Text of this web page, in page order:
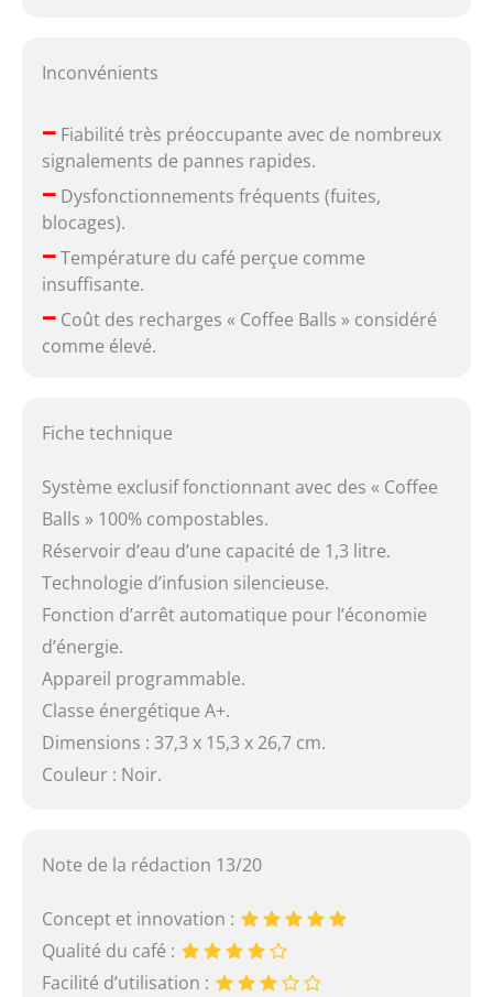
Inconvénients
–Fiabilité très préoccupante avec de nombreux
signalements de pannes rapides.
–Dysfonctionnements fréquents (fuites,
blocages).
–Température du café perçue comme
insuffisante.
–Coût des recharges « Coffee Balls » considéré
comme élevé.
Fiche technique
Système exclusif fonctionnant avec des « Coffee
Balls » 100% compostables.
Réservoir d’eau d’une capacité de 1,3 litre.
Technologie d’infusion silencieuse.
Fonction d’arrêt automatique pour l’économie
d’énergie.
Appareil programmable.
Classe énergétique A+.
Dimensions : 37,3 x 15,3 x 26,7 cm.
Couleur : Noir.
Note de la rédaction 13/20
Concept et innovation :
Qualité du café :
Facilité d’utilisation :